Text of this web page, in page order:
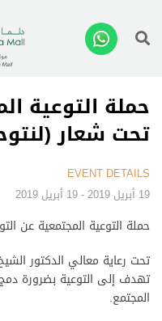
حملة التوعية
تحت شعار
EVENT DETAILS
19 أبريل 2019 - 19 أبريل 2019
حملة التوعية المجتمعية عن
تحت رعاية معالي الدكتور
تهدف إلى التوعية بضرورة
المجتمع.